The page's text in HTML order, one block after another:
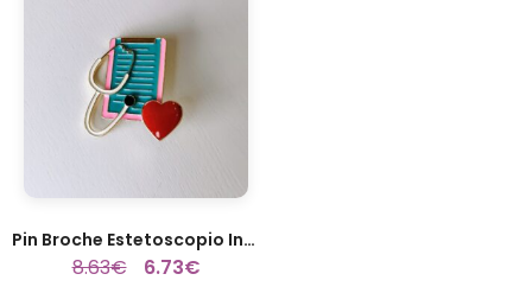
Pin Broche Estetoscopio Informes...
8.63€ 6.73€